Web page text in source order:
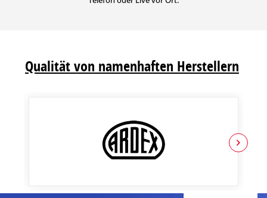
Qualität von namenhaften Herstellern